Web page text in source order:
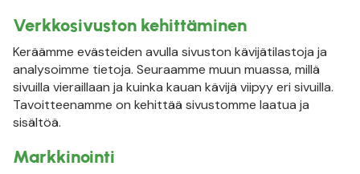
Verkkosivuston kehittäminen
Keräämme evästeiden avulla sivuston kävijätilastoja ja
analysoimme tietoja. Seuraamme muun muassa, millä
sivuilla vieraillaan ja kuinka kauan kävijä viipyy eri sivuilla.
Tavoitteenamme on kehittää sivustomme laatua ja
sisältöä.
Markkinointi